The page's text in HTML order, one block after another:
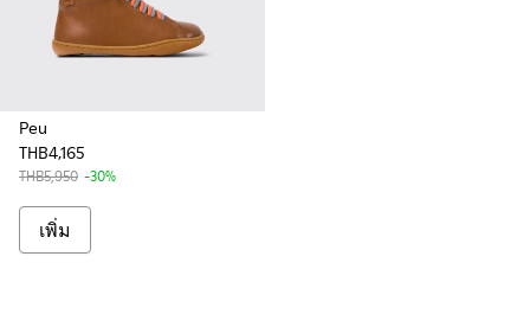
Peu
THB4,165
THB5,950 -30%
เพิ่ม